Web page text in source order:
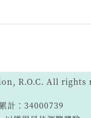
R.O.C. All rights
計：34000739